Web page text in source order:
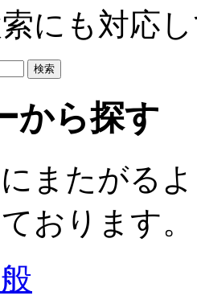
索にも対応
から探す
またがる
おります。